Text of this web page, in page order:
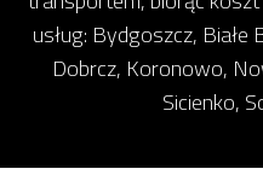
usług: Bydgoszcz, Białe
Dobrcz, Koronowo,
Sicienko,